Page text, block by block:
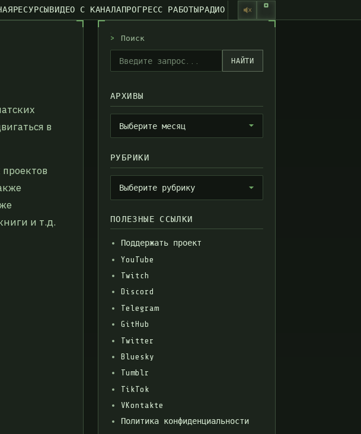
РЕСУРСЫВИДЕО С КАНАЛАПРОГРЕСС РАБОТЫРАДИО
в
и т.д.
> Поиск
НАЙТИ
АРХИВЫ
Архивы
Выберите месяц
РУБРИКИ
Рубрики
Выберите рубрику
ПОЛЕЗНЫЕ ССЫЛКИ
Поддержать проект
YouTube
Twitch
Discord
Telegram
GitHub
Twitter
Bluesky
Tumblr
TikTok
VKontakte
Политика конфиденциальности